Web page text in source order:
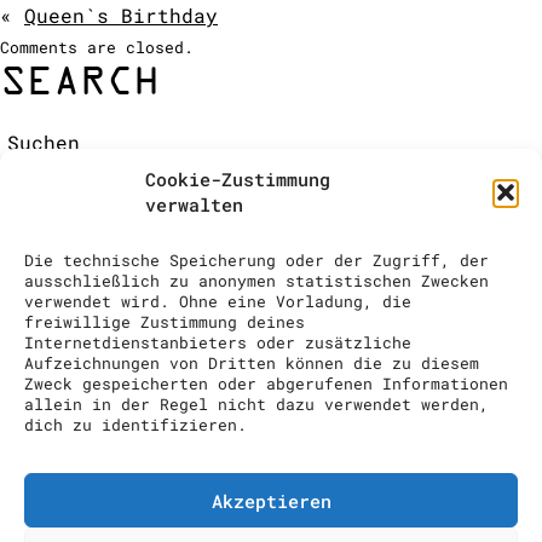
Cookie-Zustimmung
verwalten
Die technische Speicherung oder der Zugriff, der
ausschließlich zu anonymen statistischen Zwecken
verwendet wird. Ohne eine Vorladung, die
freiwillige Zustimmung deines
Internetdienstanbieters oder zusätzliche
Aufzeichnungen von Dritten können die zu diesem
Zweck gespeicherten oder abgerufenen Informationen
allein in der Regel nicht dazu verwendet werden,
dich zu identifizieren.
Akzeptieren
ÉQUIPE / CONTACT
COCKTAIL SHOW
« Queen`s Birthday
Comments are closed.
SEARCH
RECENT COMMENTS
ARCHIVES
CATEGORIES
No categories
META
Log in
Entries feed
Comments feed
WordPress.org
74 10
Impressum Datenschutzerklärung